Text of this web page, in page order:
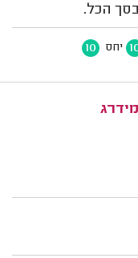
הכל.
יחס 10